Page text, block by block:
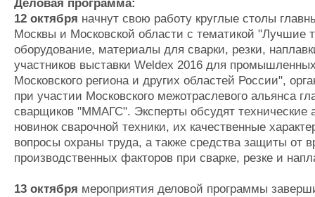
Деловая программа:
12 октября начнут свою работу круглые столы
Москвы и Московской области с тематикой "Лучшие
оборудование, материалы для сварки, резки,
участников выставки Weldex 2016 для
Московского региона и других областей России",
при участии Московского межотраслевого альянса
сварщиков "ММАГС". Эксперты обсудят технические
новинок сварочной техники, их качественные
вопросы охраны труда, а также средства защиты от
производственных факторов при сварке, резке и
13 октября мероприятия деловой программы